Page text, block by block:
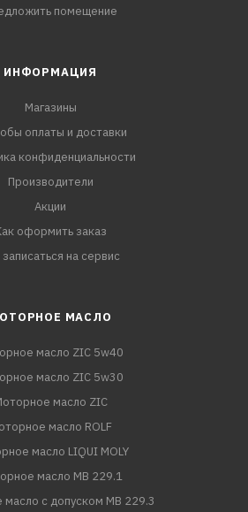
помещение
ИНФОРМАЦИЯ
Магазины
оплаты и доставки
конфиденциальности
Производители
Акции
оформить заказ
записаться на сервис
МАСЛО
масло ZIC 5w40
масло ZIC 5w30
масло ZIC
масло ROLF
масло LIQUI MOLY
масло MB 229.1
с допуском MB 229.3